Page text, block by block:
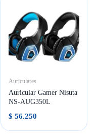
Auriculares
Auricular Gamer Nisuta
NS-AUG350L
$ 56.250